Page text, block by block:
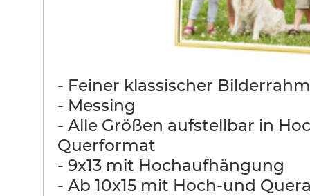
- Feiner klassischer
- Messing
- Alle Größen aufstellbar in
Querformat
- 9x13 mit Hochaufhängung
- Ab 10x15 mit Hoch-und